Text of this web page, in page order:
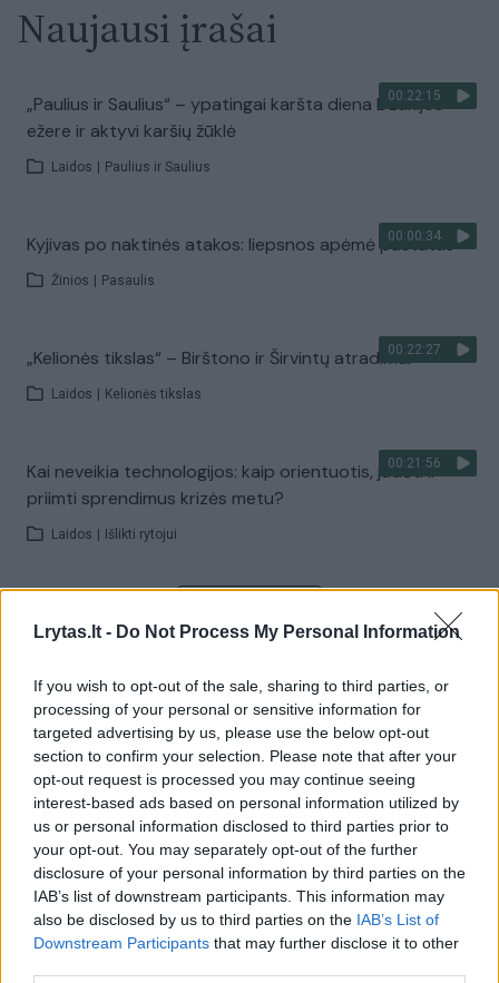
Lrytas.lt - Do Not Process My Personal Information
If you wish to opt-out of the sale, sharing to third parties, or
processing of your personal or sensitive information for
targeted advertising by us, please use the below opt-out
section to confirm your selection. Please note that after your
opt-out request is processed you may continue seeing
interest-based ads based on personal information utilized by
us or personal information disclosed to third parties prior to
your opt-out. You may separately opt-out of the further
disclosure of your personal information by third parties on the
IAB’s list of downstream participants. This information may
also be disclosed by us to third parties on the IAB’s List of
Downstream Participants that may further disclose it to other
Naujausi įrašai
00:22:15
„Paulius ir Saulius“ – ypatingai karšta diena Dzūkijos
ežere ir aktyvi karšių žūklė
Laidos Paulius ir Saulius
00:00:34
Kyjivas po naktinės atakos: liepsnos apėmė pastatus
Žinios Pasaulis
00:22:27
„Kelionės tikslas“ – Birštono ir Širvintų atradimai
Laidos Kelionės tikslas
00:21:56
Kai neveikia technologijos: kaip orientuotis, judėti ir
priimti sprendimus krizės metu?
Laidos Išlikti rytojui
Žiūrimiausi įrašai
00:00:30
Vaizdai iš tragiškos avarijos Vilniaus r.: dviejų moterų ir
vaiko gyvybių išgelbėti nepavyko
Žinios Lietuvos diena
00:00:57
Savaitės vidurys nusimato karštas: temperatūra kils iki